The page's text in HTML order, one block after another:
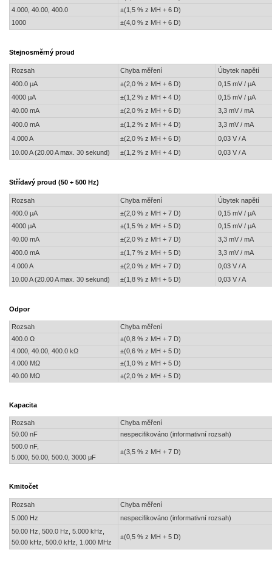
4.000, 40.00, 400.0
±(1,5 % z MH + 6 D)
1000
±(4,0 % z MH + 6 D)
Stejnosměrný proud
Rozsah Chyba měření
Úbytek napětí
400.0 μA
±(2,0 % z MH + 6 D)
0,15 mV / μA
4000 μA
±(1,2 % z MH + 4 D)
0,15 mV / μA
40.00 mA
±(2,0 % z MH + 6 D)
3,3 mV / mA
400.0 mA
±(1,2 % z MH + 4 D)
3,3 mV / mA
4.000 A
±(2,0 % z MH + 6 D)
0,03 V / A
10.00 A (20.00 A max. 30 sekund)
±(1,2 % z MH + 4 D) 0,03 V / A
Střídavý proud (50 ÷ 500 Hz)
Rozsah Chyba měření
Úbytek napětí
400.0 μA
±(2,0 % z MH + 7 D)
0,15 mV / μA
4000 μA
±(1,5 % z MH + 5 D)
0,15 mV / μA
40.00 mA
±(2,0 % z MH + 7 D)
3,3 mV / mA
400.0 mA
±(1,7 % z MH + 5 D)
3,3 mV / mA
4.000 A
±(2,0 % z MH + 7 D)
0,03 V / A
10.00 A (20.00 A max. 30 sekund)
±(1,8 % z MH + 5 D) 0,03 V / A
Odpor
Rozsah
Chyba měření
400.0 Ω
±(0,8 % z MH + 7 D)
4.000, 40.00, 400.0 kΩ
±(0,6 % z MH + 5 D)
4.000 MΩ
±(1,0 % z MH + 5 D)
40.00 MΩ
±(2,0 % z MH + 5 D)
Kapacita
Rozsah
Chyba měření
50.00 nF
nespecifikováno (informativní rozsah)
500.0 nF,
5.000, 50.00, 500.0, 3000 μF
±(3,5 % z MH + 7 D)
Kmitočet
Rozsah
Chyba měření
5.000 Hz
nespecifikováno (informativní rozsah)
50.00 Hz, 500.0 Hz, 5.000 kHz,
50.00 kHz, 500.0 kHz, 1.000 MHz
±(0,5 % z MH + 5 D)